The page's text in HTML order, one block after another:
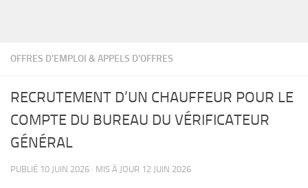
OFFRES D'EMPLOI & APPELS D'OFFRES
RECRUTEMENT D’UN CHAUFFEUR POUR LE
COMPTE DU BUREAU DU VÉRIFICATEUR
GÉNÉRAL
PUBLIÉ 10 JUIN 2026 · MIS À JOUR 12 JUIN 2026